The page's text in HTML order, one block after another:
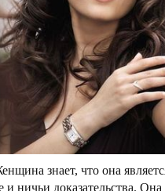
знает, что она
ничьи доказательства. Она